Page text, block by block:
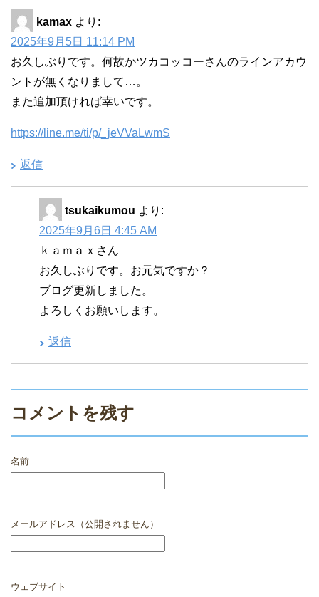
kamax より:
2025年9月5日 11:14 PM
お久しぶりです。何故かツカコッコーさんのラインアカウ
ントが無くなりまして…。
また追加頂ければ幸いです。
https://line.me/ti/p/_jeVVaLwmS
返信
tsukaikumou より:
2025年9月6日 4:45 AM
ｋａｍａｘさん
お久しぶりです。お元気ですか？
ブログ更新しました。
よろしくお願いします。
返信
コメントを残す
名前
メールアドレス（公開されません）
ウェブサイト